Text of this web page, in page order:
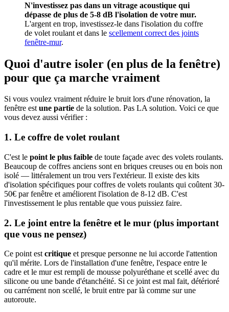
N'investissez pas dans un vitrage acoustique qui
dépasse de plus de 5-8 dB l'isolation de votre mur.
L'argent en trop, investissez-le dans l'isolation du coffre
de volet roulant et dans le scellement correct des joints
fenêtre-mur.
Quoi d'autre isoler (en plus de la fenêtre)
pour que ça marche vraiment
Si vous voulez vraiment réduire le bruit lors d'une rénovation, la
fenêtre estune partie de la solution. Pas LA solution. Voici ce que
vous devez aussi vérifier :
1. Le coffre de volet roulant
C'est le point le plus faible de toute façade avec des volets roulants.
Beaucoup de coffres anciens sont en briques creuses ou en bois non
isolé — littéralement un trou vers l'extérieur. Il existe des kits
d'isolation spécifiques pour coffres de volets roulants qui coûtent 30-
50€ par fenêtre et améliorent l'isolation de 8-12 dB. C'est
l'investissement le plus rentable que vous puissiez faire.
2. Le joint entre la fenêtre et le mur (plus important
que vous ne pensez)
Ce point est critique et presque personne ne lui accorde l'attention
qu'il mérite. Lors de l'installation d'une fenêtre, l'espace entre le
cadre et le mur est rempli de mousse polyuréthane et scellé avec du
silicone ou une bande d'étanchéité. Si ce joint est mal fait, détérioré
ou carrément non scellé, le bruit entre par là comme sur une
autoroute.